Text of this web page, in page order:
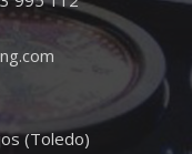
(Toledo)